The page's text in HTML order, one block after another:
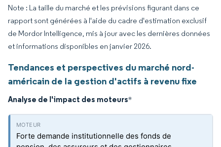
Note : La taille du marché et les prévisions figurant dans ce
rapport sont générées à l'aide du cadre d'estimation exclusif
de Mordor Intelligence, mis à jour avec les dernières données
et informations disponibles en janvier 2026.
Tendances et perspectives du marché nord-
américain de la gestion d'actifs à revenu fixe
Analyse de l'impact des moteurs*
Forte demande institutionnelle des fonds de